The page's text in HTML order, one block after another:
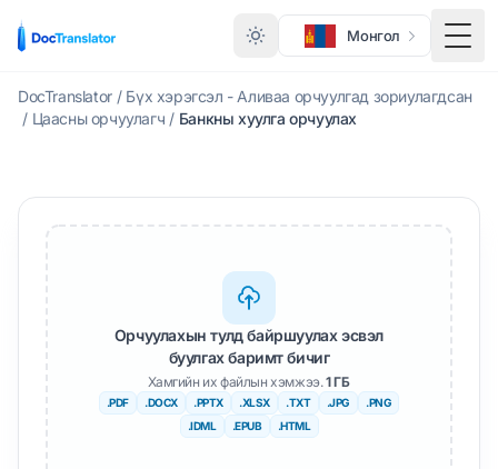
Монгол
DocTranslator / Бүх хэрэгсэл - Аливаа орчуулгад зориулагдсан
/ Цаасны орчуулагч / Банкны хуулга орчуулах
Орчуулахын тулд байршуулах эсвэл
буулгах баримт бичиг
Хамгийн их файлын хэмжээ.1 ГБ
.PDF .DOCX .PPTX .XLSX .TXT .JPG
.PNG
.IDML
.EPUB .HTML